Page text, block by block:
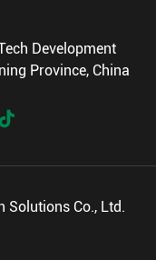
Development
Province, China
Solutions Co., Ltd.